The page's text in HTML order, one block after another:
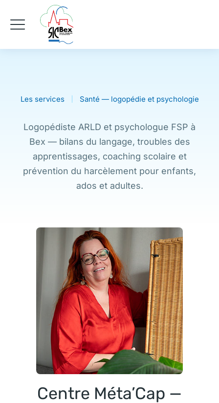
Les services Santé — logopédie et psychologie
Logopédiste ARLD et psychologue FSP à
Bex — bilans du langage, troubles des
apprentissages, coaching scolaire et
prévention du harcèlement pour enfants,
ados et adultes.
Centre Méta’Cap —